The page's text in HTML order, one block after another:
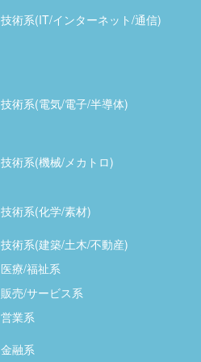
技術系(IT/インターネット/通信)
技術系(電気/電子/半導体)
技術系(機械/メカトロ)
技術系(化学/素材)
技術系(建築/土木/不動産)
医療/福祉系
販売/サービス系
営業系
金融系